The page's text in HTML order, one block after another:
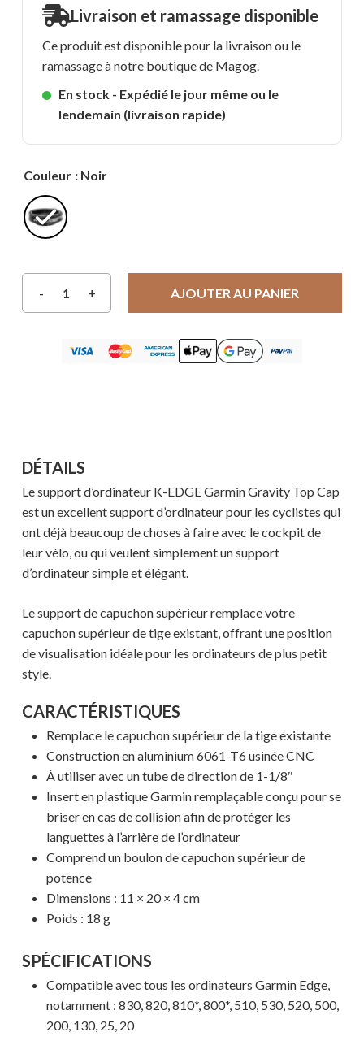
Livraison et ramassage disponible
Ce produit est disponible pour la livraison ou le
ramassage à notre boutique de Magog.
En stock - Expédié le jour même ou le
lendemain (livraison rapide)
Couleur : Noir
AJOUTER AU PANIER
DÉTAILS
Le support d’ordinateur K-EDGE Garmin Gravity Top Cap
est un excellent support d’ordinateur pour les cyclistes qui
ont déjà beaucoup de choses à faire avec le cockpit de
leur vélo, ou qui veulent simplement un support
d’ordinateur simple et élégant.
Le support de capuchon supérieur remplace votre
capuchon supérieur de tige existant, offrant une position
de visualisation idéale pour les ordinateurs de plus petit
style.
CARACTÉRISTIQUES
Remplace le capuchon supérieur de la tige existante
Construction en aluminium 6061-T6 usinée CNC
À utiliser avec un tube de direction de 1-1/8″
Insert en plastique Garmin remplaçable conçu pour se
briser en cas de collision afin de protéger les
languettes à l’arrière de l’ordinateur
Comprend un boulon de capuchon supérieur de
potence
Dimensions : 11 × 20 × 4 cm
Poids : 18 g
SPÉCIFICATIONS
Compatible avec tous les ordinateurs Garmin Edge,
notamment : 830, 820, 810*, 800*, 510, 530, 520, 500,
200, 130, 25, 20